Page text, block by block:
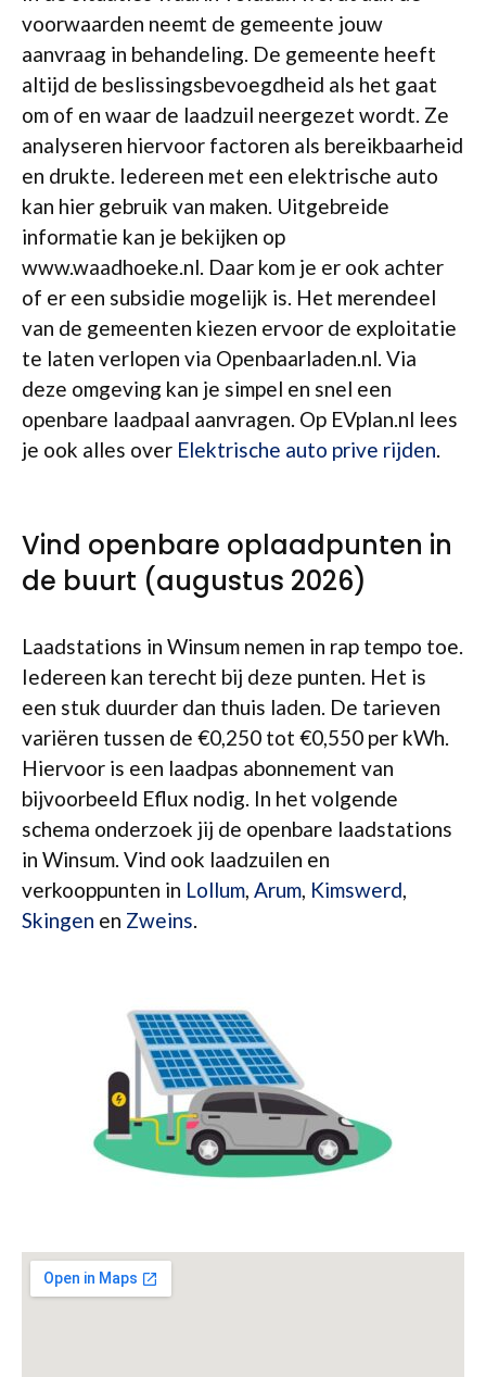
voorwaarden neemt de gemeente jouw
aanvraag in behandeling. De gemeente heeft
altijd de beslissingsbevoegdheid als het gaat
om of en waar de laadzuil neergezet wordt. Ze
analyseren hiervoor factoren als bereikbaarheid
en drukte. Iedereen met een elektrische auto
kan hier gebruik van maken. Uitgebreide
informatie kan je bekijken op
www.waadhoeke.nl. Daar kom je er ook achter
of er een subsidie mogelijk is. Het merendeel
van de gemeenten kiezen ervoor de exploitatie
te laten verlopen via Openbaarladen.nl. Via
deze omgeving kan je simpel en snel een
openbare laadpaal aanvragen. Op EVplan.nl lees
je ook alles over Elektrische auto prive rijden.
Vind openbare oplaadpunten in
de buurt (augustus 2026)
Laadstations in Winsum nemen in rap tempo toe.
Iedereen kan terecht bij deze punten. Het is
een stuk duurder dan thuis laden. De tarieven
variëren tussen de €0,250 tot €0,550 per kWh.
Hiervoor is een laadpas abonnement van
bijvoorbeeld Eflux nodig. In het volgende
schema onderzoek jij de openbare laadstations
in Winsum. Vind ook laadzuilen en
verkooppunten in Lollum, Arum, Kimswerd,
Skingen en Zweins.